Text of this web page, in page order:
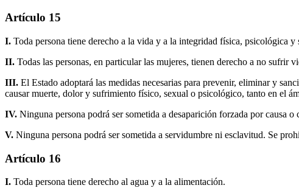
Artículo 15
I. Toda persona tiene derecho a la vida y a la integridad física, psicológica
II. Todas las personas, en particular las mujeres, tienen derecho a no
III. El Estado adoptará las medidas necesarias para prevenir, eliminar y
causar muerte, dolor y sufrimiento físico, sexual o psicológico, tanto en el
IV. Ninguna persona podrá ser sometida a desaparición forzada por causa o
V. Ninguna persona podrá ser sometida a servidumbre ni esclavitud. Se
Artículo 16
I. Toda persona tiene derecho al agua y a la alimentación.